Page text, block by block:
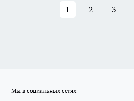
1 2 3
Мы в социальных сетях